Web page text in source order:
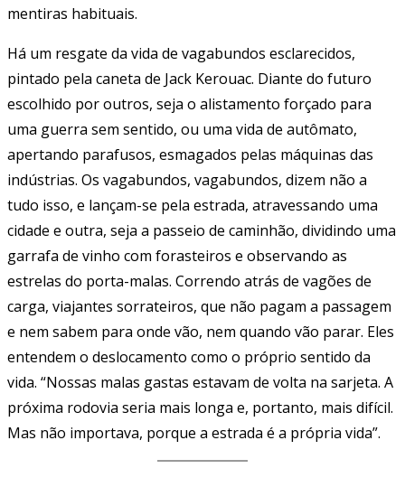
mentiras habituais.
Há um resgate da vida de vagabundos esclarecidos,
pintado pela caneta de Jack Kerouac. Diante do futuro
escolhido por outros, seja o alistamento forçado para
uma guerra sem sentido, ou uma vida de autômato,
apertando parafusos, esmagados pelas máquinas das
indústrias. Os vagabundos, vagabundos, dizem não a
tudo isso, e lançam-se pela estrada, atravessando uma
cidade e outra, seja a passeio de caminhão, dividindo uma
garrafa de vinho com forasteiros e observando as
estrelas do porta-malas. Correndo atrás de vagões de
carga, viajantes sorrateiros, que não pagam a passagem
e nem sabem para onde vão, nem quando vão parar. Eles
entendem o deslocamento como o próprio sentido da
vida. “Nossas malas gastas estavam de volta na sarjeta. A
próxima rodovia seria mais longa e, portanto, mais difícil.
Mas não importava, porque a estrada é a própria vida”.